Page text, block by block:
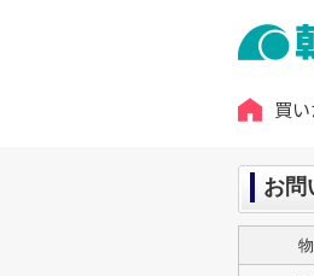
買
お問